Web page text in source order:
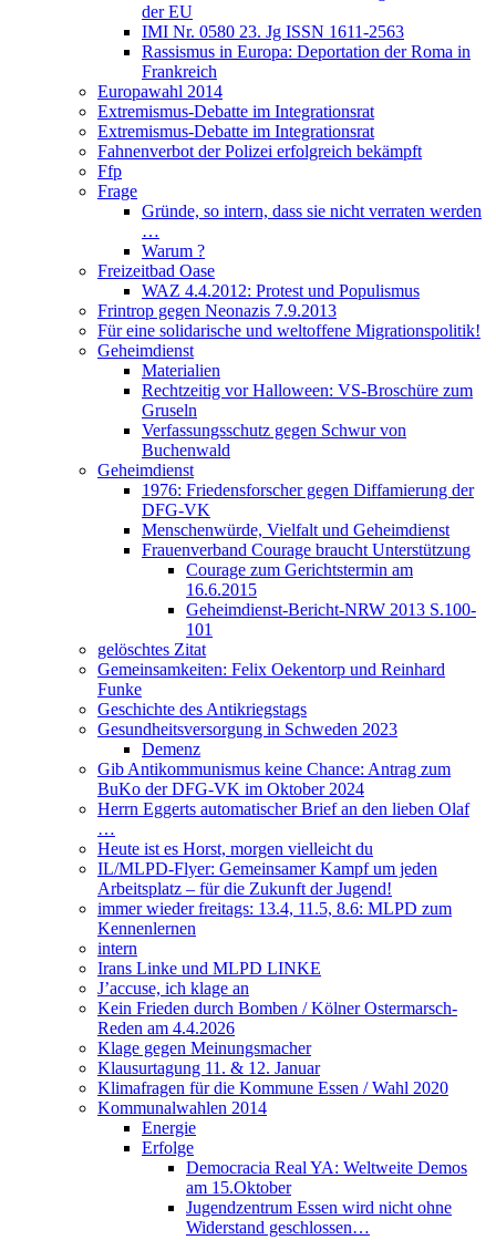
der EU
IMI Nr. 0580 23. Jg ISSN 1611-2563
Rassismus in Europa: Deportation der Roma in
Frankreich
Europawahl 2014
Extremismus-Debatte im Integrationsrat
Extremismus-Debatte im Integrationsrat
Fahnenverbot der Polizei erfolgreich bekämpft
Ffp
Frage
Gründe, so intern, dass sie nicht verraten werden
…
Warum ?
Freizeitbad Oase
WAZ 4.4.2012: Protest und Populismus
Frintrop gegen Neonazis 7.9.2013
Für eine solidarische und weltoffene Migrationspolitik!
Geheimdienst
Materialien
Rechtzeitig vor Halloween: VS-Broschüre zum
Gruseln
Verfassungsschutz gegen Schwur von
Buchenwald
Geheimdienst
1976: Friedensforscher gegen Diffamierung der
DFG-VK
Menschenwürde, Vielfalt und Geheimdienst
Frauenverband Courage braucht Unterstützung
Courage zum Gerichtstermin am
16.6.2015
Geheimdienst-Bericht-NRW 2013 S.100-
101
gelöschtes Zitat
Gemeinsamkeiten: Felix Oekentorp und Reinhard
Funke
Geschichte des Antikriegstags
Gesundheitsversorgung in Schweden 2023
Demenz
Gib Antikommunismus keine Chance: Antrag zum
BuKo der DFG-VK im Oktober 2024
Herrn Eggerts automatischer Brief an den lieben Olaf
…
Heute ist es Horst, morgen vielleicht du
IL/MLPD-Flyer: Gemeinsamer Kampf um jeden
Arbeitsplatz – für die Zukunft der Jugend!
immer wieder freitags: 13.4, 11.5, 8.6: MLPD zum
Kennenlernen
intern
Irans Linke und MLPD LINKE
J’accuse, ich klage an
Kein Frieden durch Bomben / Kölner Ostermarsch-
Reden am 4.4.2026
Klage gegen Meinungsmacher
Klausurtagung 11. & 12. Januar
Klimafragen für die Kommune Essen / Wahl 2020
Kommunalwahlen 2014
Energie
Erfolge
Democracia Real YA: Weltweite Demos
am 15.Oktober
Jugendzentrum Essen wird nicht ohne
Widerstand geschlossen…